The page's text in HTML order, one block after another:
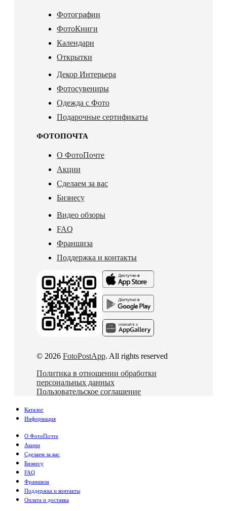
Фотографии
ФотоКниги
Календари
Открытки
Декор Интерьера
Фотосувениры
Одежда с Фото
Подарочные сертификаты
ФОТОПОЧТА
О ФотоПочте
Акции
Сделаем за вас
Бизнесу
Видео обзоры
FAQ
Франшиза
Поддержка и контакты
© 2026 FotoPostApp. All rights reserved
Политика в отношении обработки
персональных данных
Пользовательское соглашение
Каталог
Информация
О ФотоПочте
Акции
Сделаем за вас
Бизнесу
FAQ
Франшиза
Поддержка и контакты
Оплата и доставка